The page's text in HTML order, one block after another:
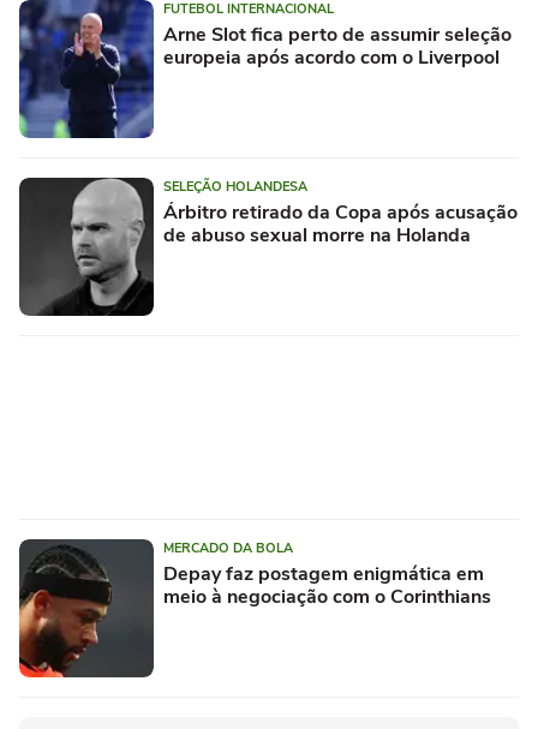
FUTEBOL INTERNACIONAL
Arne Slot fica perto de assumir seleção
europeia após acordo com o Liverpool
SELEÇÃO HOLANDESA
Árbitro retirado da Copa após acusação
de abuso sexual morre na Holanda
MERCADO DA BOLA
Depay faz postagem enigmática em
meio à negociação com o Corinthians